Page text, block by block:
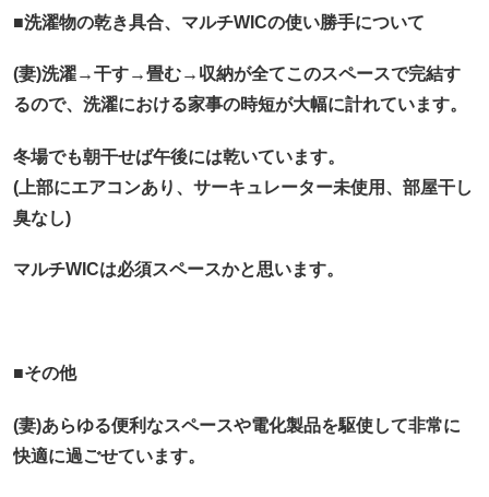
■洗濯物の乾き具合、マルチWICの使い勝手について
(妻)洗濯→干す→畳む→収納が全てこのスペースで完結す
るので、洗濯における家事の時短が大幅に計れています。
冬場でも朝干せば午後には乾いています。
(上部にエアコンあり、サーキュレーター未使用、部屋干し
臭なし)
マルチWICは必須スペースかと思います。
■その他
(妻)あらゆる便利なスペースや電化製品を駆使して非常に
快適に過ごせています。